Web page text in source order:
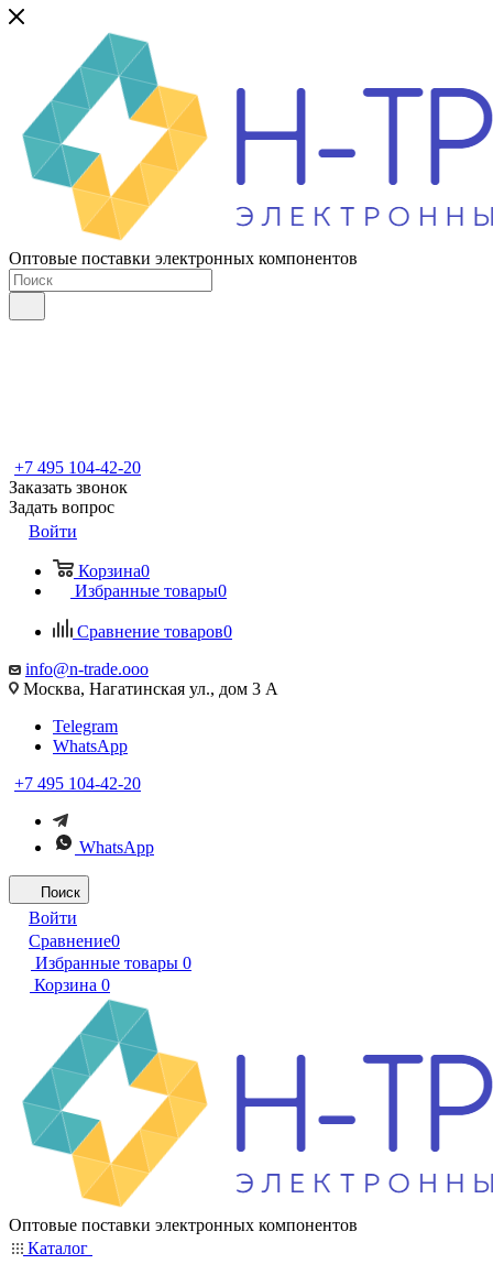
Оптовые поставки электронных компонентов
+7 495 104-42-20
Заказать звонок
Задать вопрос
Войти
Корзина0
Избранные товары0
Сравнение товаров0
info@n-trade.ooo
Москва, Нагатинская ул., дом 3 А
Telegram
WhatsApp
+7 495 104-42-20
WhatsApp
Поиск
Войти
Сравнение0
Избранные товары 0
Корзина 0
Оптовые поставки электронных компонентов
Каталог